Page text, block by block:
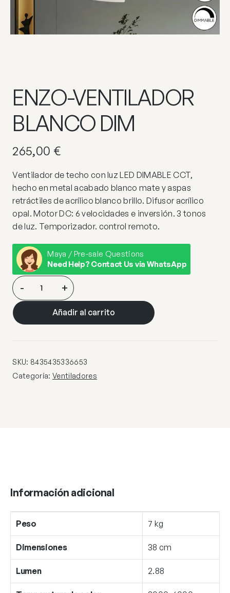
ENZO-VENTILADOR
BLANCO DIM
265,00 €
Ventilador de techo con luz LED DIMABLE CCT,
hecho en metal acabado blanco mate y aspas
retráctiles de acrílico blanco brillo. Difusor acrílico
opal. Motor DC: 6 velocidades e inversión. 3 tonos
de luz. Temporizador. control remoto.
Maya / Pre-sale Questions
Need Help? Contact Us via WhatsApp
ENZO-
VENTILADOR
BLANCO
DIM
- +
Añadir al carrito
SKU: 8435435336653
Categoría: Ventiladores
Información adicional
Peso 7 kg
Dimensiones 38 cm
Lumen 2.88